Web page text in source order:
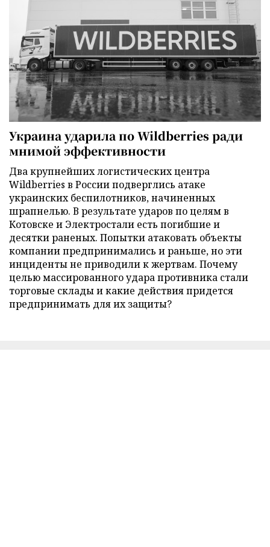
Украина ударила по Wildberries ради
мнимой эффективности
Два крупнейших логистических центра
Wildberries в России подверглись атаке
украинских беспилотников, начиненных
шрапнелью. В результате ударов по целям в
Котовске и Электростали есть погибшие и
десятки раненых. Попытки атаковать объекты
компании предпринимались и раньше, но эти
инциденты не приводили к жертвам. Почему
целью массированного удара противника стали
торговые склады и какие действия придется
предпринимать для их защиты?